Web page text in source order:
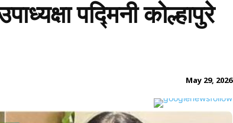
पद्मिनी कोल्हापुरे
May 29, 2026